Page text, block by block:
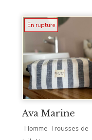
En rupture
Ava Marine
Homme Trousses de